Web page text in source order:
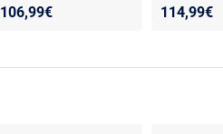
M.2 - USB 3.1 - PCI-
106,99€
- 4 x DDR4
114,99€